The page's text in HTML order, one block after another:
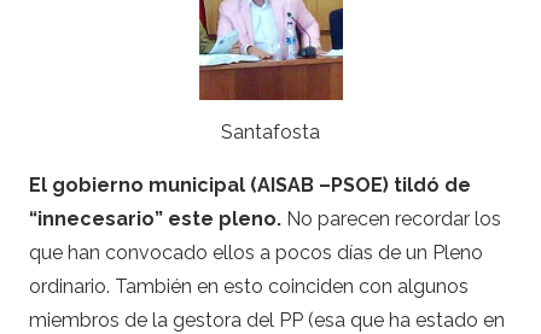
Santafosta
El gobierno municipal (AISAB –PSOE) tildó de
“innecesario” este pleno. No parecen recordar los
que han convocado ellos a pocos días de un Pleno
ordinario. También en esto coinciden con algunos
miembros de la gestora del PP (esa que ha estado en